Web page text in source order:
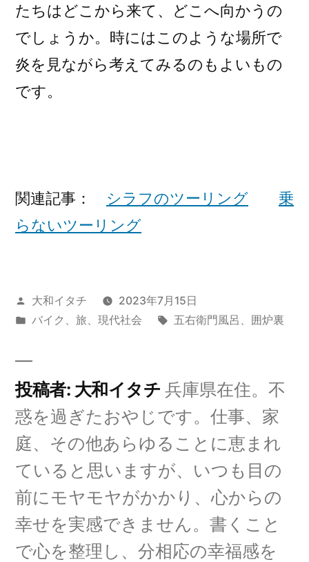
たちはどこから来て、どこへ向かうの
でしょうか。時にはこのような場所で
炎を見ながら考えてみるのもよいもの
です。
関連記事： シラフのツーリング
乗
らないツーリング
投
稿
大和イタチ
2023年7月15日
カ
ゴ
ー:
バイク 旅 現代社会
タ
五右衛門風呂 囲炉裏
投稿者: 大和イタチ 兵庫県在住。不
惑を過ぎたおやじです。仕事、家
庭、その他あらゆることに恵まれ
ていると思いますが、いつも目の
前にモヤモヤがかかり、心からの
幸せを実感できません。書くこと
で心を整理し、分相応の幸福感を